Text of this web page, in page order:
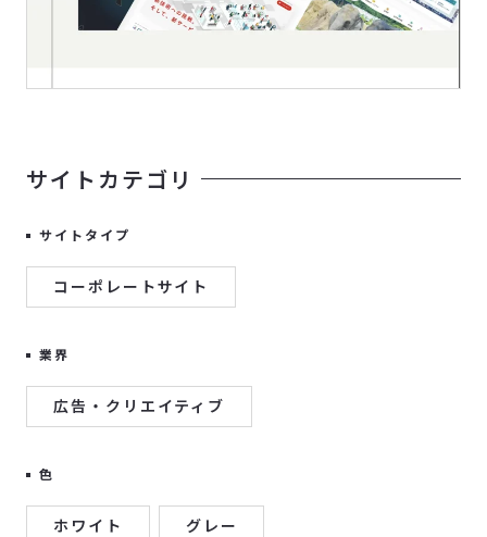
サイトカテゴリ
サイトタイプ
コーポレートサイト
業界
広告・クリエイティブ
色
ホワイト グレー